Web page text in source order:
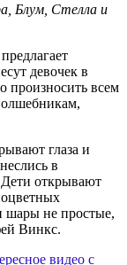
Блум, Стелла и
девочек в
произносить всем
глаза и
в
Дети открывают
шары не простые,
Винкс.
видео с